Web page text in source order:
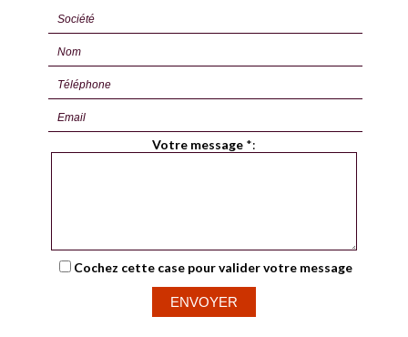
Votre message *:
Cochez cette case pour valider votre message